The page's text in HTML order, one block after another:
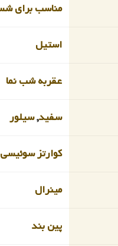
مناسب برای
استیل
عقربه شب نما
سفید,سیلور
کوارتز
مینرال
پین بند